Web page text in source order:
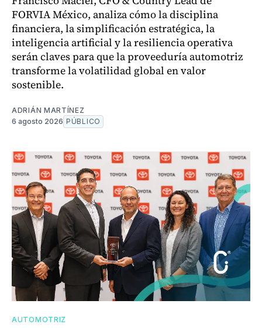
FORVIA México, analiza cómo la disciplina
financiera, la simplificación estratégica, la
inteligencia artificial y la resiliencia operativa
serán claves para que la proveeduría automotriz
transforme la volatilidad global en valor
sostenible.
ADRIÁN MARTÍNEZ
6 agosto 2026 PÚBLICO
AUTOMOTRIZ